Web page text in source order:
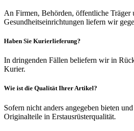
An Firmen, Behörden, öffentliche Träger
Gesundheitseinrichtungen liefern wir
Haben Sie Kurierlieferung?
In dringenden Fällen beliefern wir in
Kurier.
Wie ist die Qualität Ihrer Artikel?
Sofern nicht anders angegeben bieten
Originalteile in Erstausrüsterqualität.